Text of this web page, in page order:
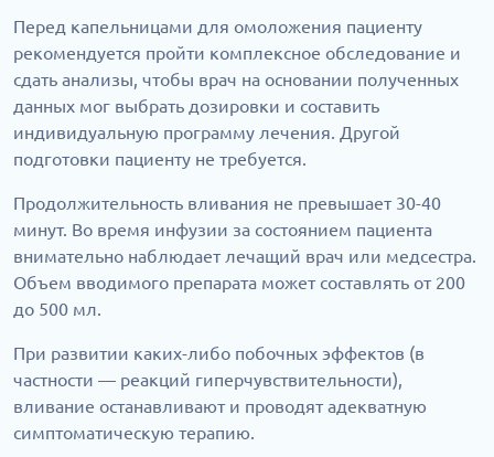
Перед капельницами для омоложения пациенту
рекомендуется пройти комплексное обследование и
сдать анализы, чтобы врач на основании полученных
данных мог выбрать дозировки и составить
индивидуальную программу лечения. Другой
подготовки пациенту не требуется.
Продолжительность вливания не превышает 30-40
минут. Во время инфузии за состоянием пациента
внимательно наблюдает лечащий врач или медсестра.
Объем вводимого препарата может составлять от 200
до 500 мл.
При развитии каких-либо побочных эффектов (в
частности — реакций гиперчувствительности),
вливание останавливают и проводят адекватную
симптоматическую терапию.